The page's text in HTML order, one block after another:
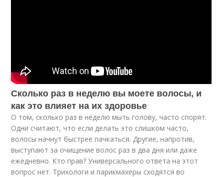
Сколько раз в неделю вы моете волосы, и
как это влияет на их здоровье
О том, сколько раз в неделю мыть голову, часто спорят.
Одни считают, что если делать это слишком часто,
волосы начнут быстрее пачкаться. Другие, напротив,
выступают за очищение волос раз в два дня или даже
ежедневно. Кто прав? Универсального ответа на этот
вопрос нет. Трихологи и парикмахеры сходятся во